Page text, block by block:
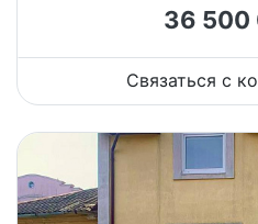
36 500
Связаться с